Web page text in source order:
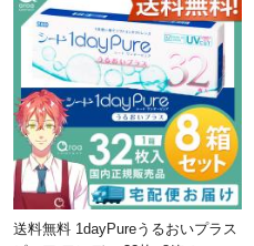
送料無料 1dayPureうるおいプラス